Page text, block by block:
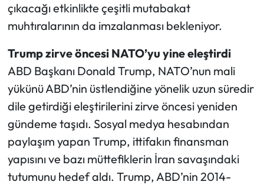
çıkacağı etkinlikte çeşitli mutabakat
muhtıralarının da imzalanması bekleniyor.
Trump zirve öncesi NATO’yu yine eleştirdi
ABD Başkanı Donald Trump, NATO’nun mali
yükünü ABD’nin üstlendiğine yönelik uzun süredir
dile getirdiği eleştirilerini zirve öncesi yeniden
gündeme taşıdı. Sosyal medya hesabından
paylaşım yapan Trump, ittifakın finansman
yapısını ve bazı müttefiklerin İran savaşındaki
tutumunu hedef aldı. Trump, ABD’nin 2014-